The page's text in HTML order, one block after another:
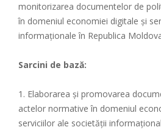
monitorizarea documentelor de
în domeniul economiei digitale și
informaționale în Republica
Sarcini de bază:
1. Elaborarea și promovarea
actelor normative în domeniul
serviciilor ale societăţii